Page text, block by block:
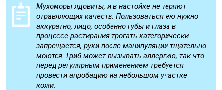
Мухоморы ядовиты, и в настойке не теряют
отравляющих качеств. Пользоваться ею нужно
аккуратно; лицо, особенно губы и глаза в
процессе растирания трогать категорически
запрещается, руки после манипуляции тщательно
моются. Гриб может вызывать аллергию, так что
перед регулярным применением требуется
провести апробацию на небольшом участке
кожи.